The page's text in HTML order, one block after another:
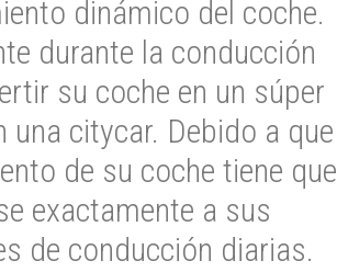
dinámico del coche.
durante la conducción
su coche en un súper
una citycar. Debido a que
de su coche tiene que
exactamente a sus
de conducción diarias.